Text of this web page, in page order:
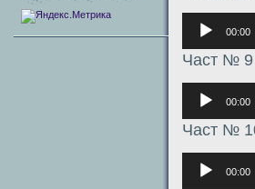
Аудиоплеер
00:00
Част № 9
Аудиоплеер
00:00
Част №
Аудиоплеер
00:00